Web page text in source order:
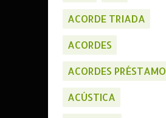
ACORDE TRIADA
ACORDES
ACORDES PRÉSTAMO
ACÚSTICA